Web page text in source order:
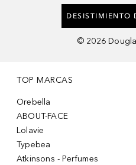
DESISTIMIENTO
© 2026
TOP MARCAS
Orebella
ABOUT-FACE
Lolavie
Typebea
Atkinsons - Perfumes